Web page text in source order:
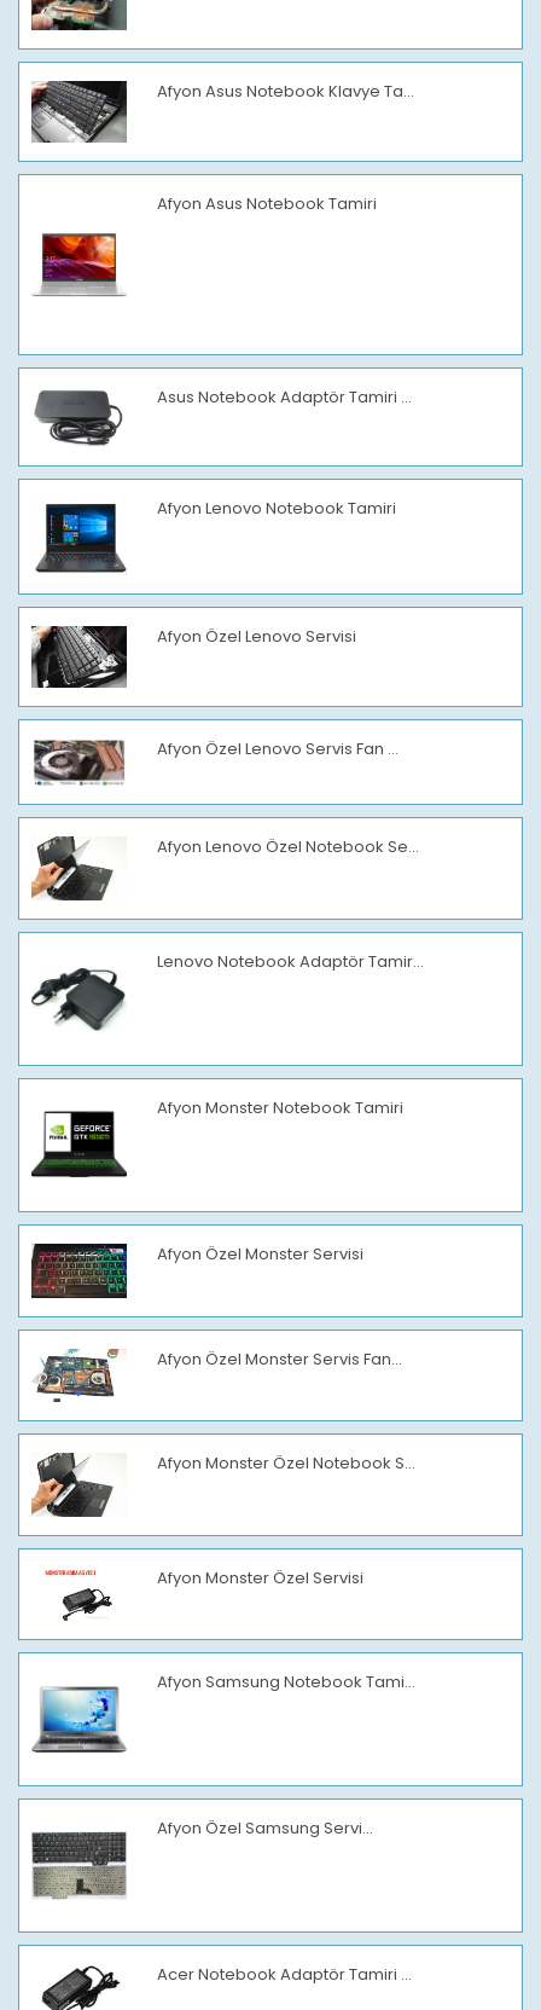
Afyon Asus Notebook Klavye Ta...
Afyon Asus Notebook Tamiri
Asus Notebook Adaptör Tamiri ...
Afyon Lenovo Notebook Tamiri
Afyon Özel Lenovo Servisi
Afyon Özel Lenovo Servis Fan ...
Afyon Lenovo Özel Notebook Se...
Lenovo Notebook Adaptör Tamir...
Afyon Monster Notebook Tamiri
Afyon Özel Monster Servisi
Afyon Özel Monster Servis Fan...
Afyon Monster Özel Notebook S...
Afyon Monster Özel Servisi
Afyon Samsung Notebook Tami...
Afyon Özel Samsung Servi...
Acer Notebook Adaptör Tamiri ...